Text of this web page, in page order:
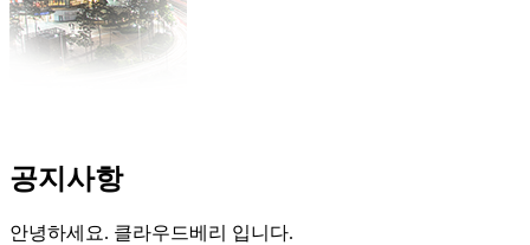
공지사항
안녕하세요. 클라우드베리 입니다.